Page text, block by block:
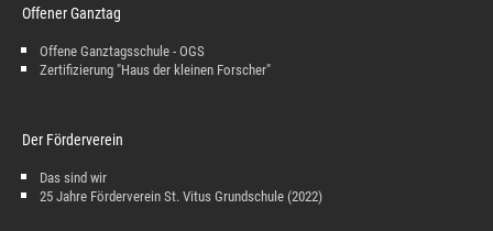
Offener Ganztag
Offene Ganztagsschule - OGS
Zertifizierung "Haus der kleinen Forscher"
Der Förderverein
Das sind wir
25 Jahre Förderverein St. Vitus Grundschule (2022)